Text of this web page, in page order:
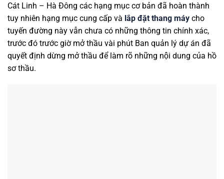
Cát Linh – Hà Đông các hạng mục cơ bản đã hoàn thành
tuy nhiên hạng mục cung cấp và lắp đặt thang máy cho
tuyến đường này vẫn chưa có những thông tin chính xác,
trước đó trước giờ mở thầu vài phút Ban quản lý dự án đã
quyết định dừng mở thầu để làm rõ những nội dung của hồ
sơ thầu.